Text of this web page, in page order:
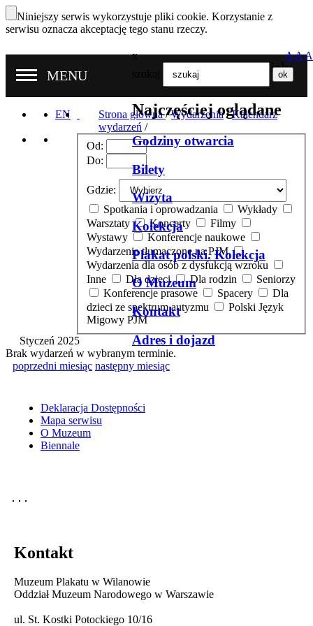
Niniejszy serwis wykorzystuje pliki cookie. Korzystanie z
serwisu oznacza akceptację tego stanu rzeczy.
Nasze oddziały
MENU
x
Najczęściej oglądane
Godziny otwarcia
Bilety
Wizyta
Kolekcja
Plakat polski. Kolekcja
O Muzeum
Kontakt
Adres i dojazd
AAA
EN Strona główna/ Wydarzenia/Kalendarz
wydarzeń /
Od:
Do:
Gdzie:
Spotkania i oprowadzania
Wykłady
Warsztaty
Koncerty
Filmy
Wystawy
Konferencje naukowe
Wydarzenia tłumaczone na PJM
Wydarzenia dla osób z dysfukcją wzroku
Inne
Dla dzieci Dla rodzin
Seniorzy
Konferencje prasowe
Spacery
dzieci ze spektrum autyzmu
Migowy PJM
Styczeń 2025
Brak wydarzeń w wybranym terminie.
poprzedni miesiąc następny miesiąc
Deklaracja Dostępności
Mapa serwisu
O Muzeum
Biennale
Kontakt
Muzeum Plakatu w Wilanowie
Oddział Muzeum Narodowego w Warszawie
ul. St. Kostki Potockiego 10/16